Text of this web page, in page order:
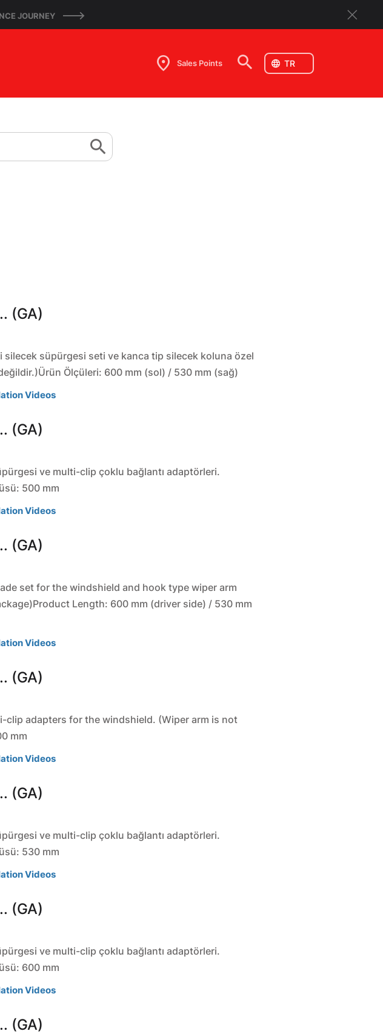
JOURNEY
Sales Points
(GA)
süpürgesi seti ve kanca tip silecek koluna özel
Ölçüleri: 600 mm (sol) / 530 mm (sağ)
Videos
(GA)
ve multi-clip çoklu bağlantı adaptörleri.
500 mm
Videos
(GA)
set for the windshield and hook type wiper arm
Length: 600 mm (driver side) / 530 mm
Videos
(GA)
clip adapters for the windshield. (Wiper arm is not
mm
Videos
(GA)
ve multi-clip çoklu bağlantı adaptörleri.
530 mm
Videos
(GA)
ve multi-clip çoklu bağlantı adaptörleri.
600 mm
Videos
(GA)